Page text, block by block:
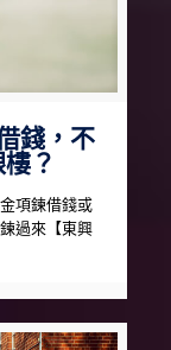
錢，不
？
項鍊借錢或
過來【東興